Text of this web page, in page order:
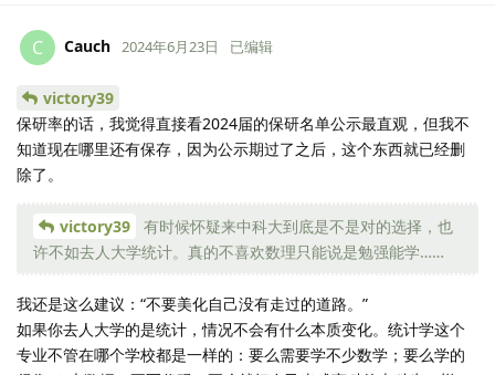
C Cauch 2024年6月23日 已编辑
victory39
保研率的话，我觉得直接看2024届的保研名单公示最直观，但我不
知道现在哪里还有保存，因为公示期过了之后，这个东西就已经删
除了。
victory39
有时候怀疑来中科大到底是不是对的选择，也
许不如去人大学统计。真的不喜欢数理只能说是勉强能学……
我还是这么建议：“不要美化自己没有走过的道路。”
如果你去人大学的是统计，情况不会有什么本质变化。统计学这个
专业不管在哪个学校都是一样的：要么需要学不少数学；要么学的